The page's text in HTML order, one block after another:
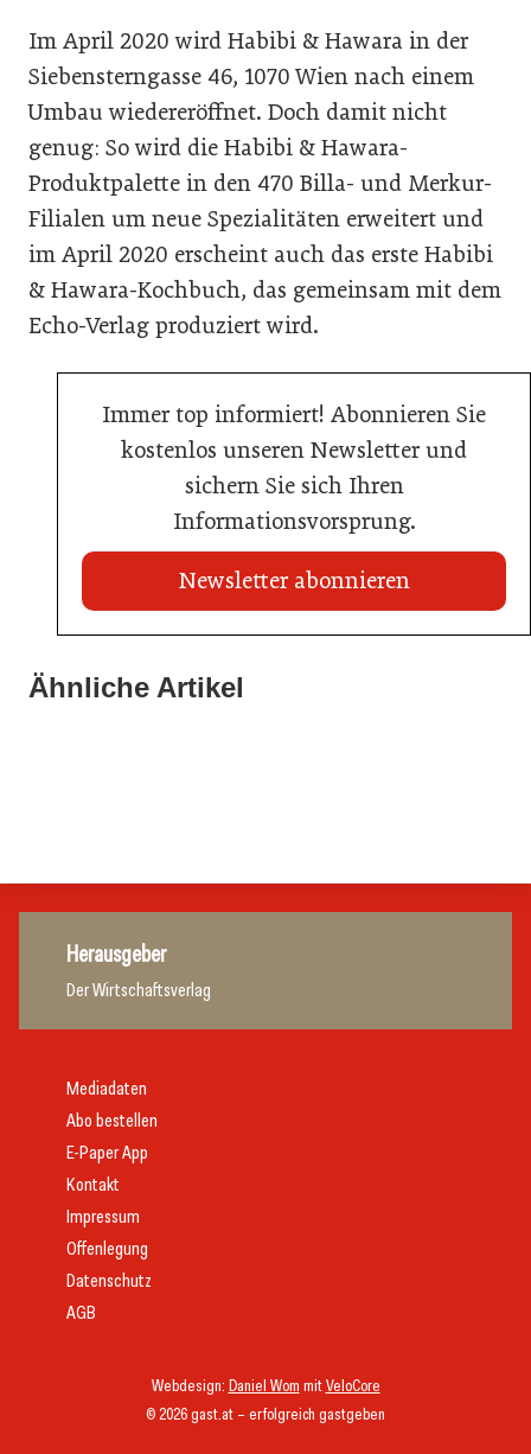
Im April 2020 wird Habibi & Hawara in der
Siebensterngasse 46, 1070 Wien nach einem
Umbau wiedereröffnet. Doch damit nicht
genug: So wird die Habibi & Hawara-
Produktpalette in den 470 Billa- und Merkur-
Filialen um neue Spezialitäten erweitert und
im April 2020 erscheint auch das erste Habibi
& Hawara-Kochbuch, das gemeinsam mit dem
Echo-Verlag produziert wird.
Immer top informiert! Abonnieren Sie
kostenlos unseren Newsletter und
sichern Sie sich Ihren
Informationsvorsprung.
Newsletter abonnieren
Ähnliche Artikel
War die Fußball-WM 2026 für Ihren Betrieb ein
21. Juli 2026
Stipendium für Nachwuchstalent in der Wiener
Herausgeber
Der Wirtschaftsverlag
© 2026 gast.at – erfolgreich gastgeben
Webdesign: Daniel Wom mitVeloCore
Mediadaten
Abo bestellen
E-Paper App
Kontakt
Impressum
Offenlegung
Datenschutz
AGB